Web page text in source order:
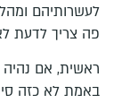
לעשרותיהם
פה צריך לדעת
ראשית, אם נהיה
באמת לא כזה